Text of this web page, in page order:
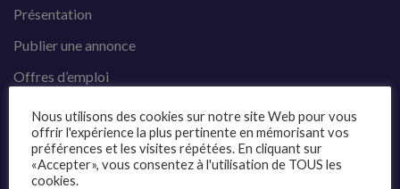
Présentation
Publier une annonce
Offres d’emploi
Blog
Contact
Nous utilisons des cookies sur notre site Web pour vous
offrir l'expérience la plus pertinente en mémorisant vos
préférences et les visites répétées. En cliquant sur
«Accepter», vous consentez à l'utilisation de TOUS les
cookies.